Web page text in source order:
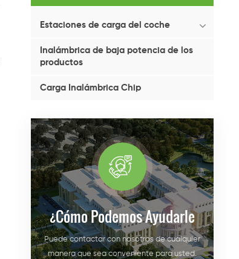
Estaciones de carga del coche
Inalámbrica de baja potencia de los
productos
Carga Inalámbrica Chip
¿cómo Podemos Ayudarle
Puede contactar con nosotros de cualquier
manera que sea conveniente para usted.